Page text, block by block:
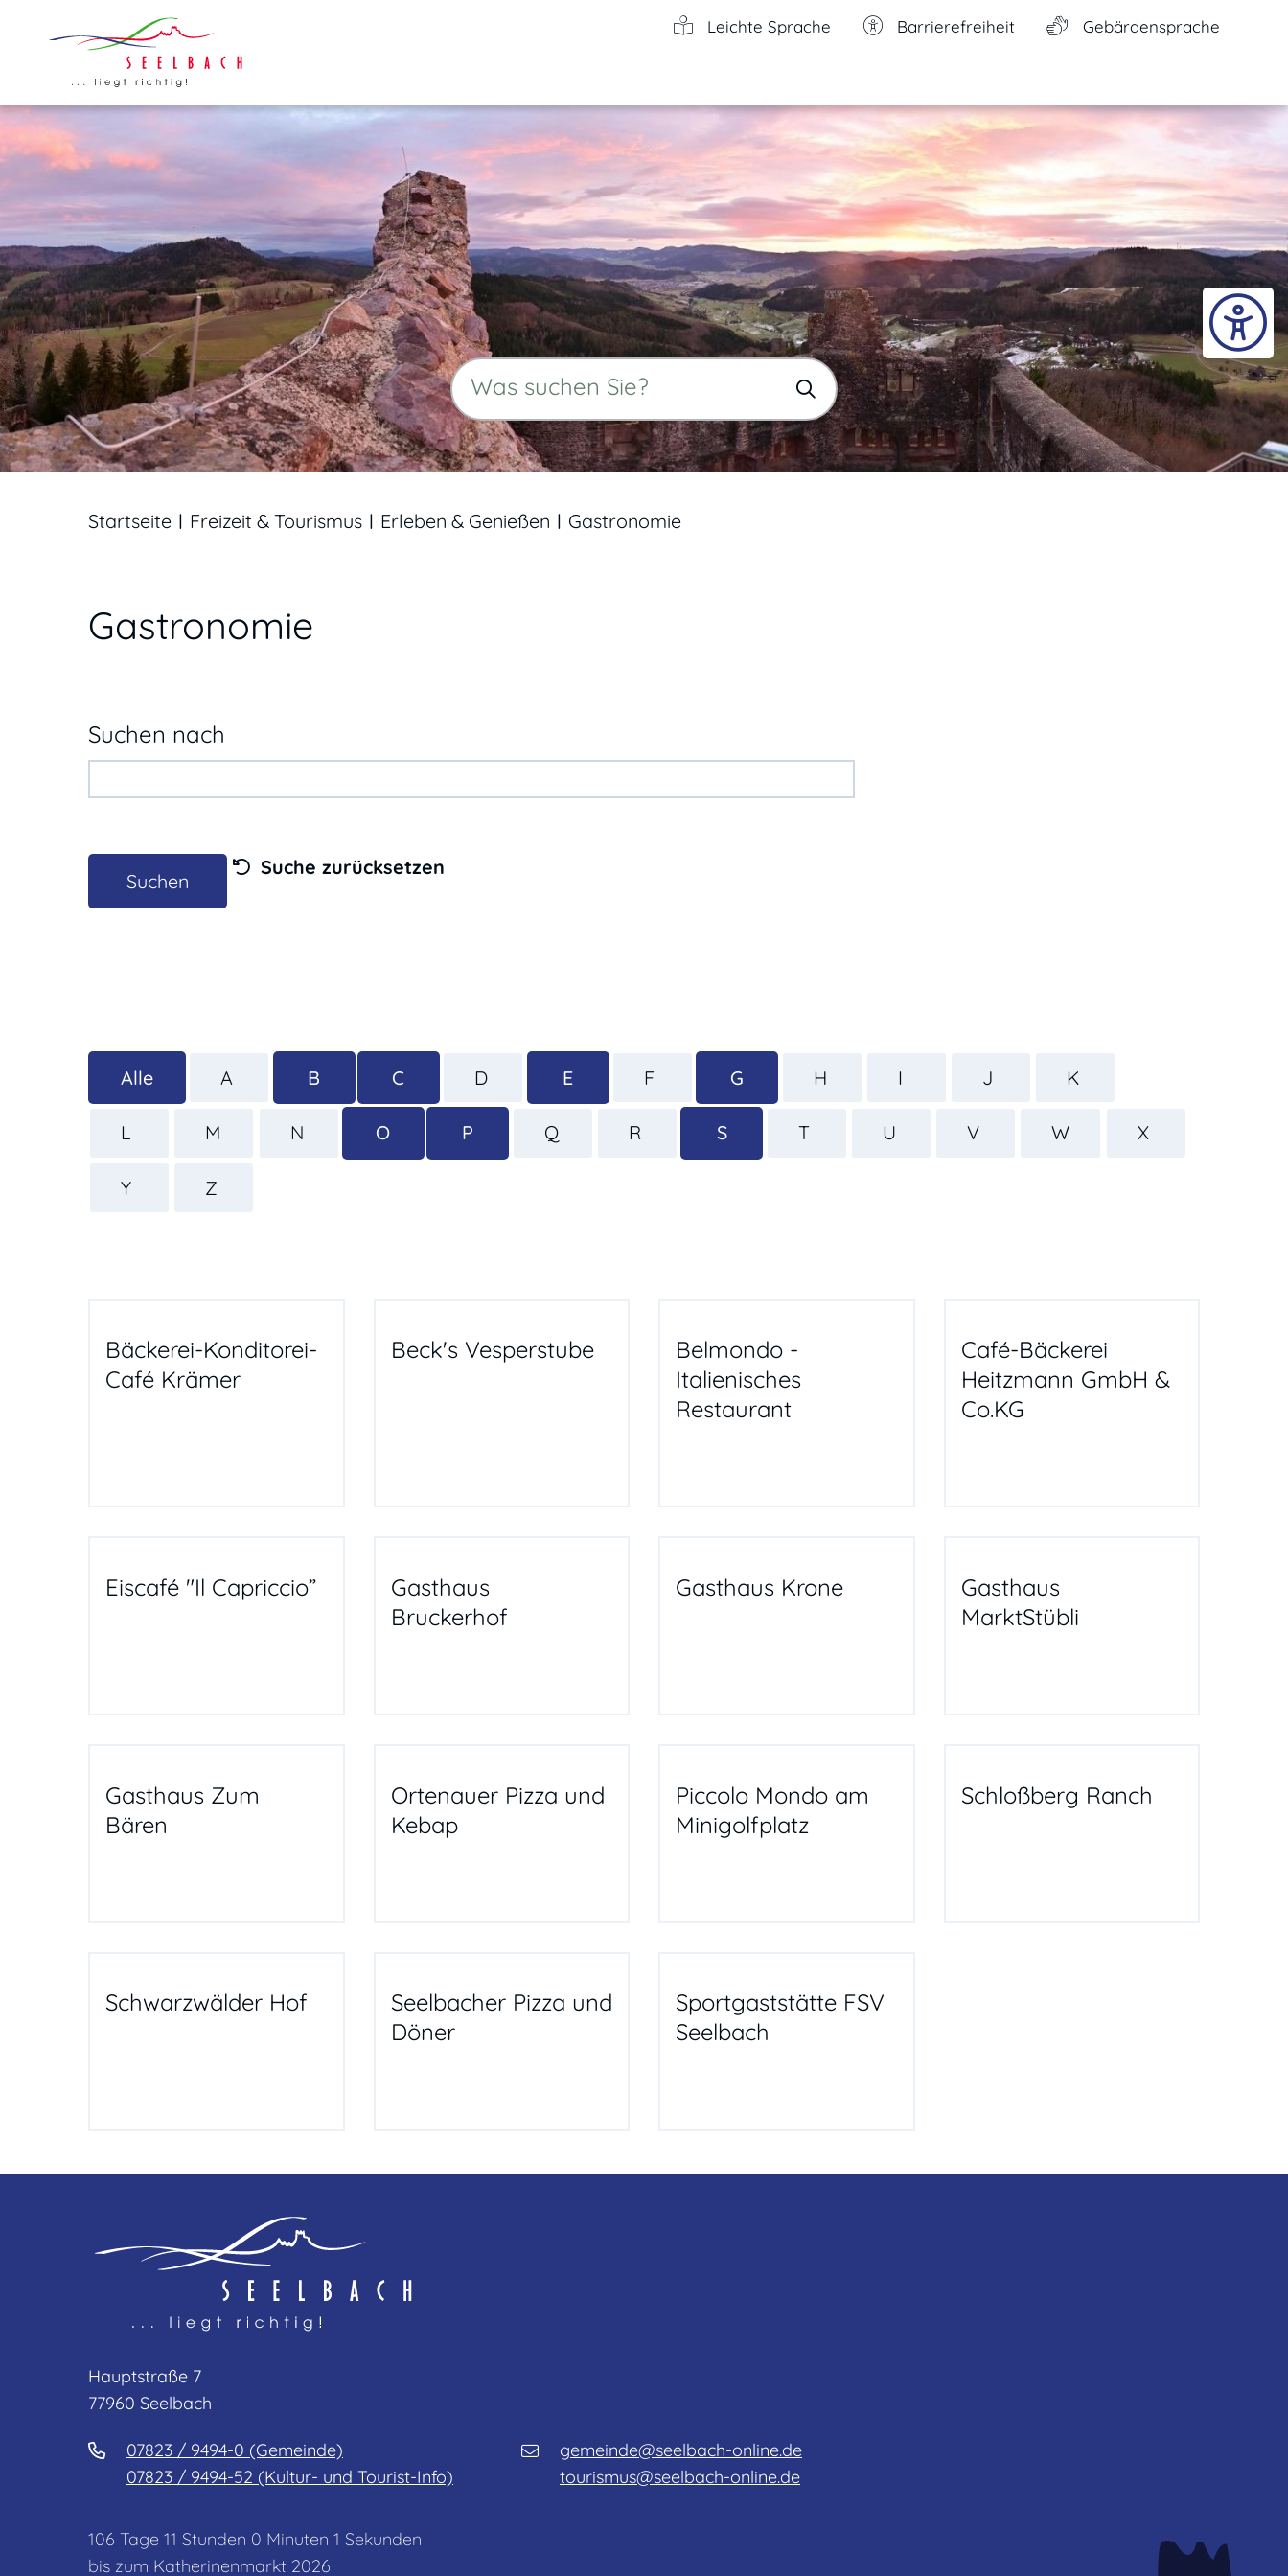
Leichte Sprache Barrierefreiheit Gebärdensprache
Startseite Freizeit & Tourismus Erleben & Genießen Gastronomie
Gastronomie
Suchen nach
Suche zurücksetzen
Alle A B C D E F G H I J K
L M N O P Q R S T U V W X
Y Z
Bäckerei-Konditorei-
Café Krämer
Beck's Vesperstube
Belmondo -
Italienisches
Restaurant
Café-Bäckerei
Heitzmann GmbH &
Co.KG
Eiscafé "Il Capriccio”
Gasthaus
Bruckerhof
Gasthaus Krone
Gasthaus
MarktStübli
Gasthaus Zum
Bären
Ortenauer Pizza und
Kebap
Piccolo Mondo am
Minigolfplatz
Schloßberg Ranch
Schwarzwälder Hof
Seelbacher Pizza und
Döner
Sportgaststätte FSV
Seelbach
Hauptstraße 7
77960 Seelbach
07823 / 9494-0 (Gemeinde)
07823 / 9494-52 (Kultur- und Tourist-Info)
gemeinde@seelbach-online.de
tourismus@seelbach-online.de
106 Tage 11 Stunden 0 Minuten 1 Sekunden
bis zum Katherinenmarkt 2026